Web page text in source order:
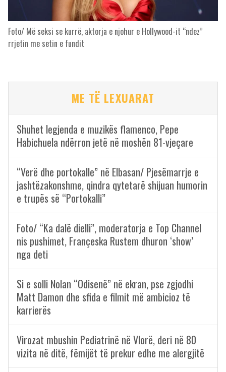
Foto/ Më seksi se kurrë, aktorja e njohur e Hollywood-it “ndez”
rrjetin me setin e fundit
ME TË LEXUARAT
Shuhet legjenda e muzikës flamenco, Pepe
Habichuela ndërron jetë në moshën 81-vjeçare
“Verë dhe portokalle” në Elbasan/ Pjesëmarrje e
jashtëzakonshme, qindra qytetarë shijuan humorin
e trupës së “Portokalli”
Foto/ “Ka dalë dielli”, moderatorja e Top Channel
nis pushimet, Françeska Rustem dhuron ‘show’
nga deti
Si e solli Nolan “Odisenë” në ekran, pse zgjodhi
Matt Damon dhe sfida e filmit më ambicioz të
karrierës
Virozat mbushin Pediatrinë në Vlorë, deri në 80
vizita në ditë, fëmijët të prekur edhe me alergjitë